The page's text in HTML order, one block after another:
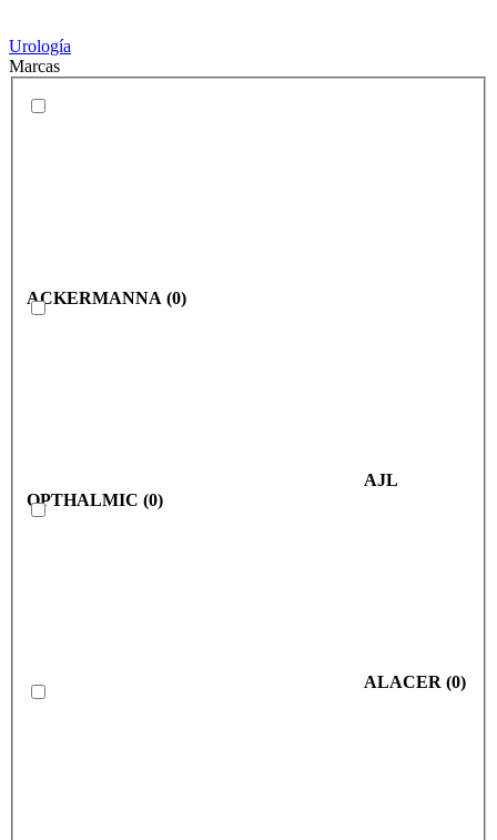
Urología
Marcas
ACKERMANNA (0)
AJL
OPTHALMIC (0)
ALACER (0)